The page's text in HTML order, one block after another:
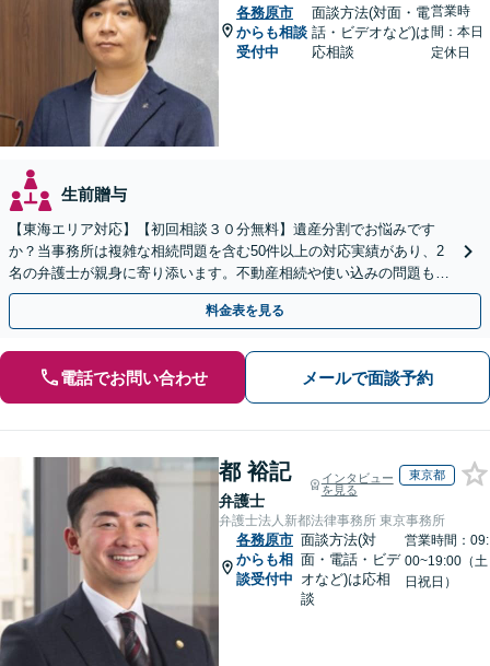
各務原市
からも相談
受付中
面談方法(対面・電
話・ビデオなど)は
応相談
営業時
間：本日
定休日
生前贈与
【東海エリア対応】【初回相談３０分無料】遺産分割でお悩みです
か？当事務所は複雑な相続問題を含む50件以上の対応実績があり、2
名の弁護士が親身に寄り添います。不動産相続や使い込みの問題も分
かりやすく解説。WEB相談可能。LINE予約受付中
料金表を見る
電話でお問い合わせ メールで面談予約
都 裕記
弁護士
インタビュー
を見る
東京都
弁護士法人新都法律事務所 東京事務所
各務原市
からも相
談受付中
面談方法(対
面・電話・ビデ
オなど)は応相
談
営業時間：09:
00~19:00（土
日祝日）